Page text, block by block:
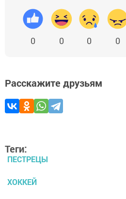
0 0 0 0
Расскажите друзьям
Теги:
ПЕСТРЕЦЫ
ХОККЕЙ